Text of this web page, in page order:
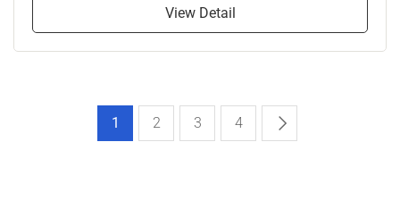
View Detail
1 2 3 4